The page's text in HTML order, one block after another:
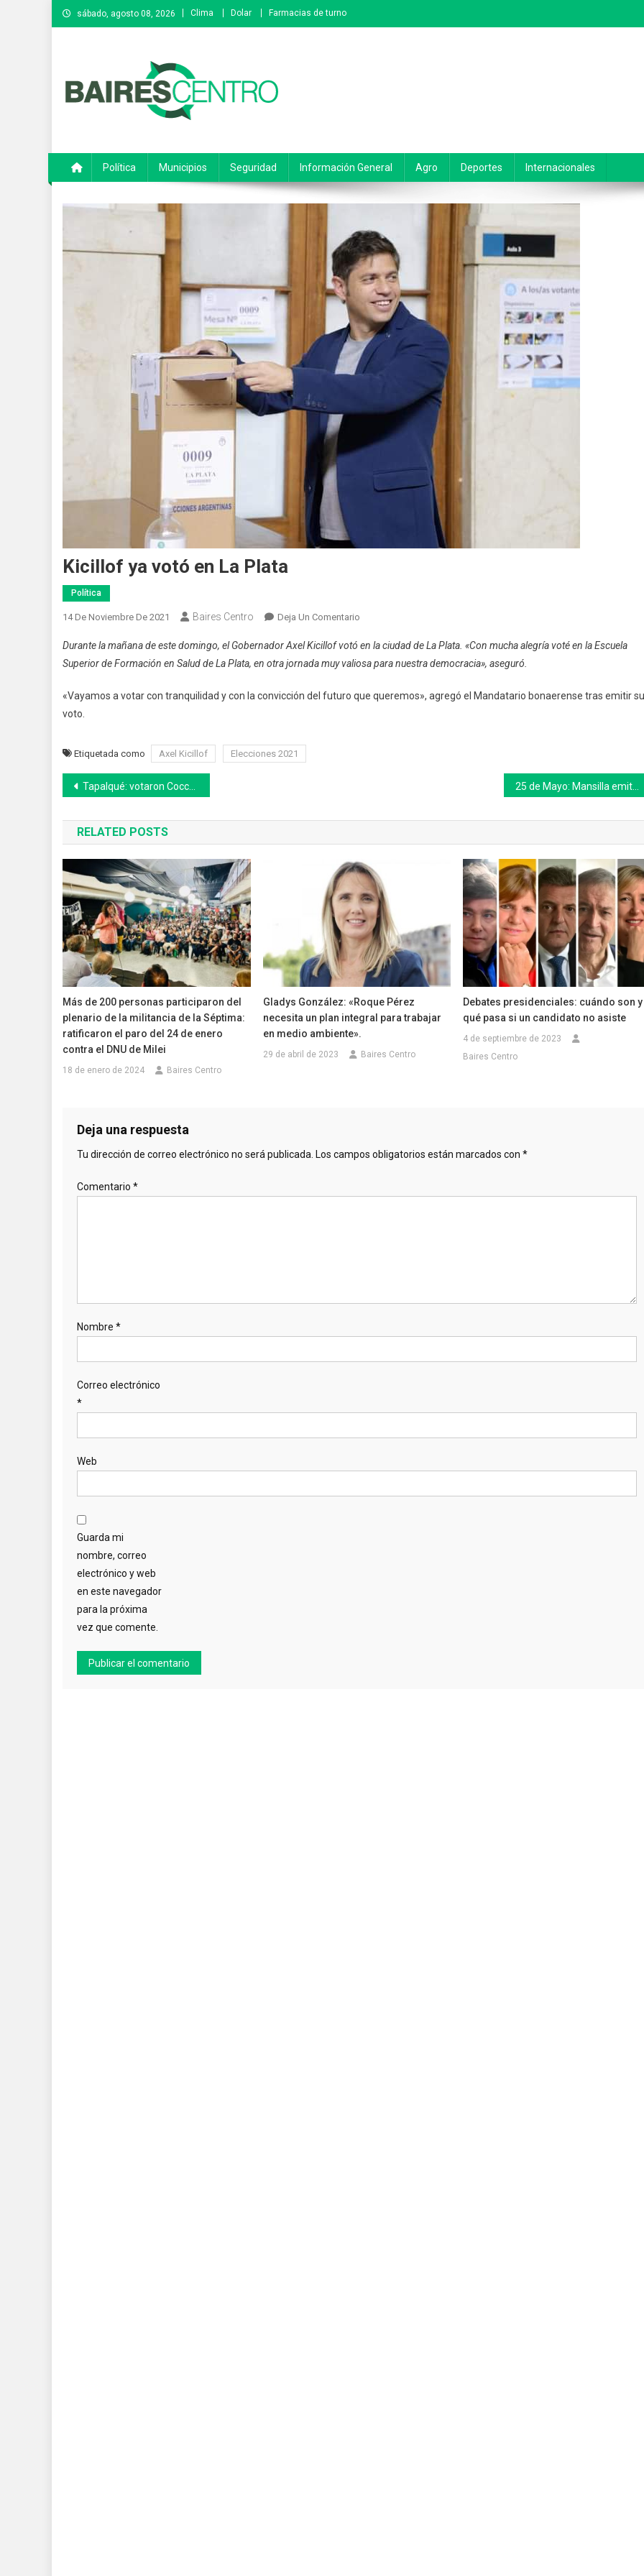
Saltar
al
sábado, agosto 08, 2026 Clima Dolar Farmacias de turno
Política Municipios Seguridad Información General Agro Deportes Internacionales
Kicillof ya votó en La Plata
Política
14 De Noviembre De 2021 Baires Centro Deja Un Comentario
Ya
Votó
La
Durante la mañana de este domingo, el Gobernador Axel Kicillof votó en la ciudad de La Plata. «Con mucha alegría voté en la Escuela
Superior de Formación en Salud de La Plata, en otra jornada muy valiosa para nuestra democracia», aseguró.
«Vayamos a votar con tranquilidad y con la convicción del futuro que queremos», agregó el Mandatario bonaerense tras emitir su
voto.
Etiquetada como Axel Kicillof Elecciones 2021
Navegación
de
entradas
Tapalqué: votaron Cocconi y Zugarramurdi
RELATED POSTS
Más de 200 personas participaron del
plenario de la militancia de la Séptima:
ratificaron el paro del 24 de enero
contra el DNU de Milei
18 de enero de 2024 Baires Centro
Gladys González: «Roque Pérez
necesita un plan integral para trabajar
en medio ambiente».
29 de abril de 2023 Baires Centro
Debates presidenciales: cuándo son y
qué pasa si un candidato no asiste
4 de septiembre de 2023
Baires Centro
Deja una respuesta
Tu dirección de correo electrónico no será publicada. Los campos obligatorios están marcados con *
Comentario *
Nombre *
Correo electrónico
*
Web
Guarda mi
nombre, correo
electrónico y web
en este navegador
para la próxima
vez que comente.